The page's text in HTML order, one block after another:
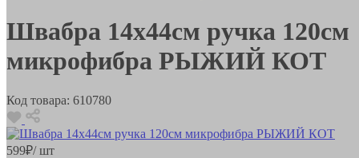
Швабра 14х44см ручка 120см
микрофибра РЫЖИЙ КОТ
Код товара: 610780
599₽/ шт